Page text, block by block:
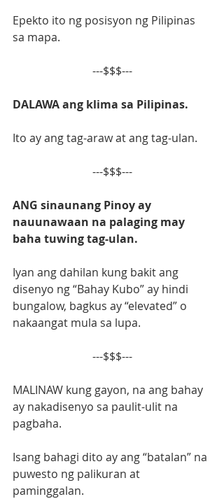
Epekto ito ng posisyon ng Pilipinas
sa mapa.
---$$$---
DALAWA ang klima sa Pilipinas.
Ito ay ang tag-araw at ang tag-ulan.
---$$$---
ANG sinaunang Pinoy ay
nauunawaan na palaging may
baha tuwing tag-ulan.
Iyan ang dahilan kung bakit ang
disenyo ng “Bahay Kubo” ay hindi
bungalow, bagkus ay “elevated” o
nakaangat mula sa lupa.
---$$$---
MALINAW kung gayon, na ang bahay
ay nakadisenyo sa paulit-ulit na
pagbaha.
Isang bahagi dito ay ang “batalan” na
puwesto ng palikuran at
paminggalan.